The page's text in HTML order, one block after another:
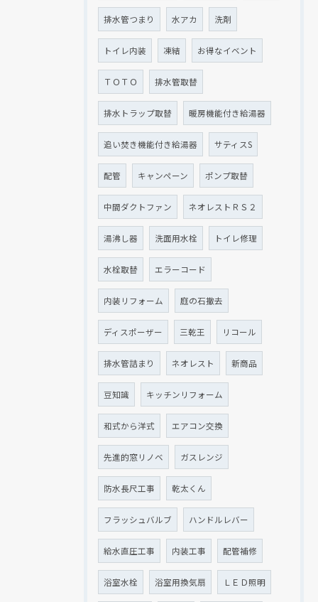
排水管つまり 水アカ 洗剤
トイレ内装 凍結 お得なイベント
ＴＯＴＯ 排水管取替
排水トラップ取替 暖房機能付き給湯器
追い焚き機能付き給湯器 サティスS
配管 キャンペーン ポンプ取替
中間ダクトファン ネオレストＲＳ２
湯沸し器 洗面用水栓 トイレ修理
水栓取替 エラーコード
内装リフォーム 庭の石撤去
ディスポーザー 三乾王 リコール
排水管詰まり ネオレスト 新商品
豆知識 キッチンリフォーム
和式から洋式 エアコン交換
先進的窓リノベ ガスレンジ
防水長尺工事 乾太くん
フラッシュバルブ ハンドルレバー
給水直圧工事 内装工事 配管補修
浴室水栓 浴室用換気扇 ＬＥＤ照明